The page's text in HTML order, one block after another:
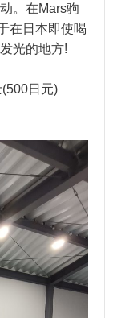
。在Mars驹
在日本即使喝
光的地方!
日元)